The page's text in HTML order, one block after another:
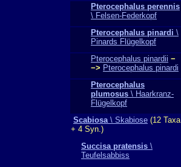
Pterocephalus perennis
\ Felsen-Federkopf
Pterocephalus pinardi \
Pinards Flügelkopf
Pterocephalus pinardii −
−> Pterocephalus pinardi
Pterocephalus
plumosus \ Haarkranz-
Flügelkopf
Scabiosa\ Skabiose (12 Taxa
+ 4 Syn.)
Succisa pratensis \
Teufelsabbiss